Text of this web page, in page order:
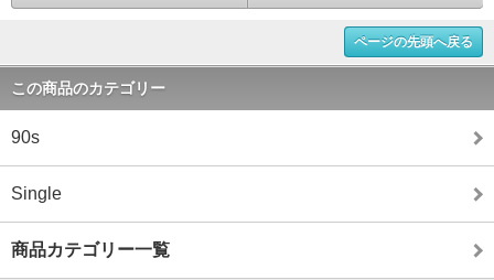
ページの先頭へ戻る
この商品のカテゴリー
90s
Single
商品カテゴリー一覧